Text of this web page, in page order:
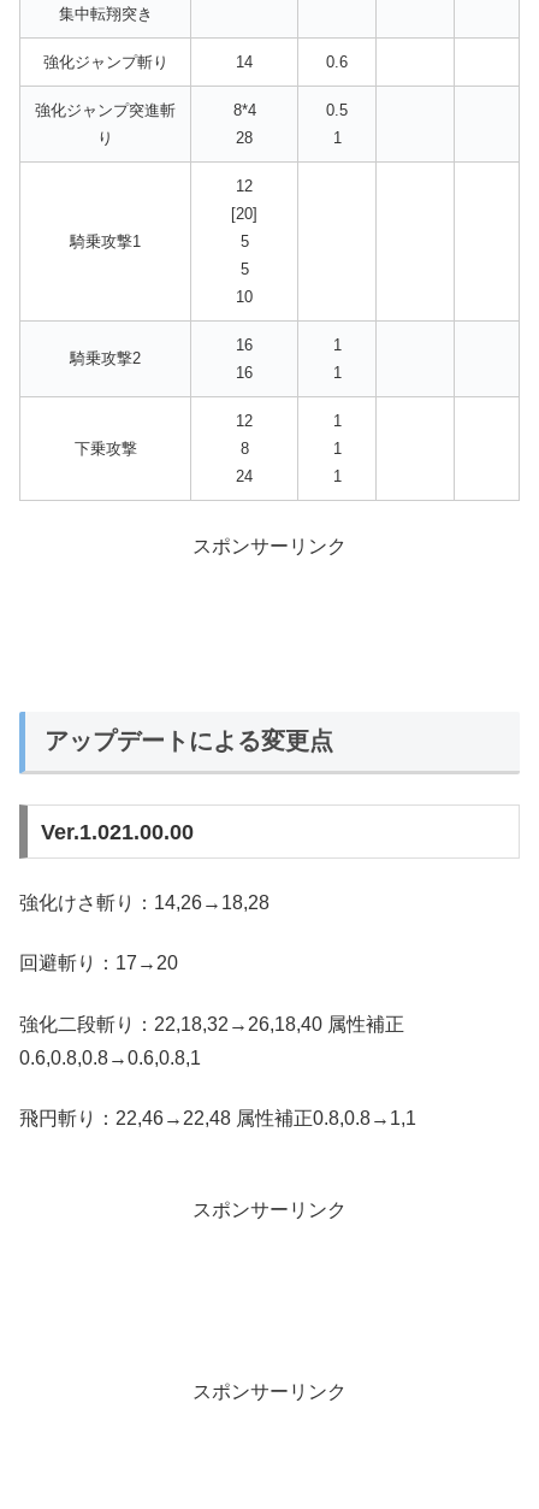
集中転翔突き
強化ジャンプ斬り 14 0.6
強化ジャンプ突進斬
り
8*4
28
0.5
1
騎乗攻撃1
12
[20]
5
5
10
騎乗攻撃2
16
16
1
1
下乗攻撃
12
8
24
1
1
1
スポンサーリンク
アップデートによる変更点
Ver.1.021.00.00
強化けさ斬り：14,26→18,28
回避斬り：17→20
強化二段斬り：22,18,32→26,18,40 属性補正
0.6,0.8,0.8→0.6,0.8,1
飛円斬り：22,46→22,48 属性補正0.8,0.8→1,1
スポンサーリンク
スポンサーリンク